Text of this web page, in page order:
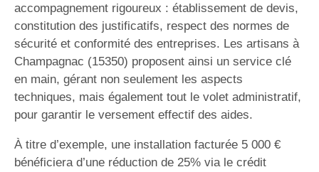
accompagnement rigoureux : établissement de devis,
constitution des justificatifs, respect des normes de
sécurité et conformité des entreprises. Les artisans à
Champagnac (15350) proposent ainsi un service clé
en main, gérant non seulement les aspects
techniques, mais également tout le volet administratif,
pour garantir le versement effectif des aides.
À titre d’exemple, une installation facturée 5 000 €
bénéficiera d’une réduction de 25% via le crédit